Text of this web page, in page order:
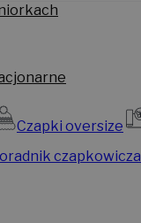
Czapki oversize
czapkowicza